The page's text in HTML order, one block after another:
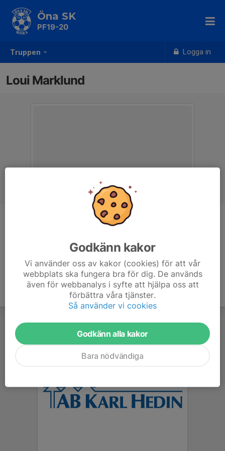
Truppen Logga in
Öna SK
PF19-20
Loui Marklund
Godkänn kakor
Vi använder oss av kakor (cookies) för att vår
webbplats ska fungera bra för dig. De används
även för webbanalys i syfte att hjälpa oss att
förbättra våra tjänster.
Så använder vi cookies
Godkänn alla kakor
Bara nödvändiga